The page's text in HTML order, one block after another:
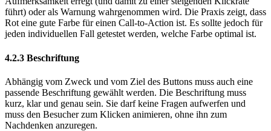
führt) oder als Warnung wahrgenommen wird. Die Praxis zeigt, dass
Rot eine gute Farbe für einen Call-to-Action ist. Es sollte jedoch für
jeden individuellen Fall getestet werden, welche Farbe optimal ist.
4.2.3 Beschriftung
Abhängig vom Zweck und vom Ziel des Buttons muss auch eine
passende Beschriftung gewählt werden. Die Beschriftung muss
kurz, klar und genau sein. Sie darf keine Fragen aufwerfen und
muss den Besucher zum Klicken animieren, ohne ihn zum
Nachdenken anzuregen.